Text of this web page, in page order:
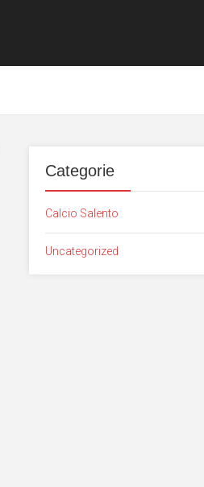
Categorie
Calcio Salento
Uncategorized